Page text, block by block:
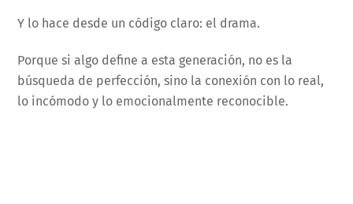
Y lo hace desde un código claro: el drama.
Porque si algo define a esta generación, no es la
búsqueda de perfección, sino la conexión con lo real,
lo incómodo y lo emocionalmente reconocible.